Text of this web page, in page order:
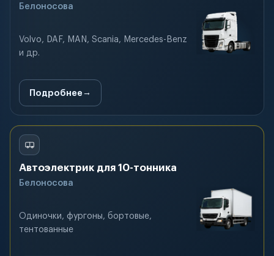
Белоносова
Volvo, DAF, MAN, Scania, Mercedes-Benz
и др.
Подробнее
Автоэлектрик для 10-тонника
Белоносова
Одиночки, фургоны, бортовые,
тентованные